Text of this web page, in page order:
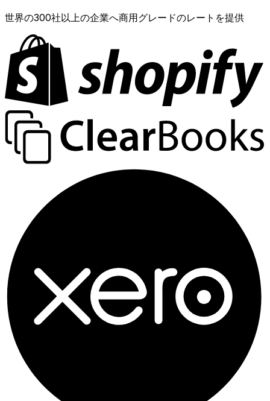
世界の300社以上の企業へ商用グレードのレートを提供